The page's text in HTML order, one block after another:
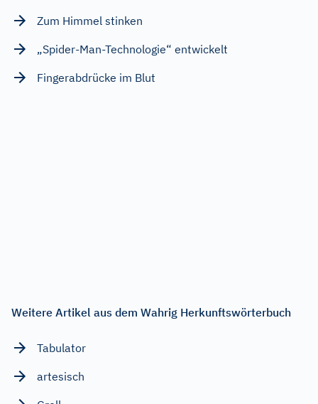
Zum Himmel stinken
„Spider-Man-Technologie“ entwickelt
Fingerabdrücke im Blut
Weitere Artikel aus dem Wahrig Herkunftswörterbuch
Tabulator
artesisch